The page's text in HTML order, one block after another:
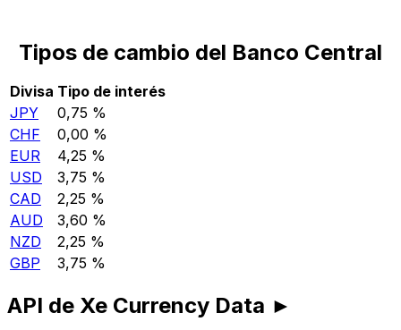
Tipos de cambio del Banco Central
Divisa Tipo de interés
JPY
0,75 %
CHF
0,00 %
EUR
4,25 %
USD
3,75 %
CAD
2,25 %
AUD
3,60 %
NZD
2,25 %
GBP
3,75 %
API de Xe Currency Data ►